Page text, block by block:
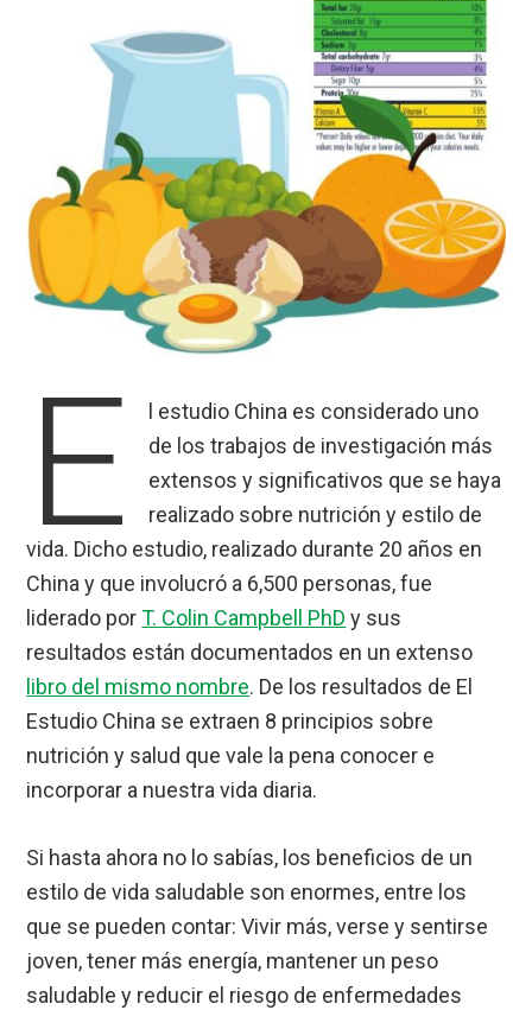
E
l estudio China es considerado uno
de los trabajos de investigación más
extensos y significativos que se haya
realizado sobre nutrición y estilo de
vida. Dicho estudio, realizado durante 20 años en
China y que involucró a 6,500 personas, fue
liderado porT. Colin Campbell PhD y sus
resultados están documentados en un extenso
libro del mismo nombre. De los resultados de El
Estudio China se extraen 8 principios sobre
nutrición y salud que vale la pena conocer e
incorporar a nuestra vida diaria.
Si hasta ahora no lo sabías, los beneficios de un
estilo de vida saludable son enormes, entre los
que se pueden contar: Vivir más, verse y sentirse
joven, tener más energía, mantener un peso
saludable y reducir el riesgo de enfermedades